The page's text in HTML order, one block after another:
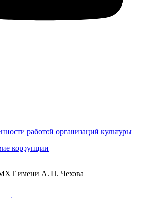
работой организаций культуры
коррупции
имени А. П. Чехова